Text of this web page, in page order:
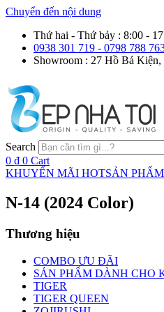
Chuyển đến nội dung
Thứ hai - Thứ bảy : 8:00 -
0938 301 719 - 0798 788
Showroom : 27 Hồ Bá
Search
0 ₫ 0 Cart
KHUYẾN MÃI HOTSẢN PHẨM
N-14 (2024 Color)
Thương hiệu
COMBO ƯU ĐÃI
SẢN PHẨM DÀNH CHO
TIGER
TIGER QUEEN